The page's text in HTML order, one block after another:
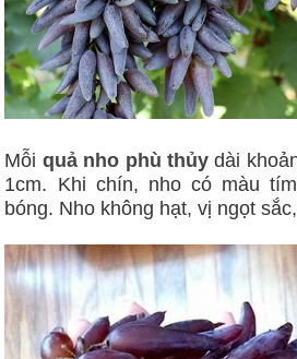
Mỗi quả nho phù thủydài
1cm. Khi chín, nho có màu
bóng. Nho không hạt, vị ngọt